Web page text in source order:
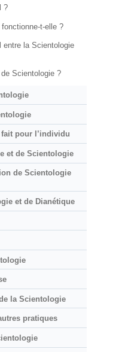
?
t-elle ?
entre la Scientologie
Scientologie ?
pour l’individu
et de Scientologie
de Scientologie
et de Dianétique
la Scientologie
pratiques